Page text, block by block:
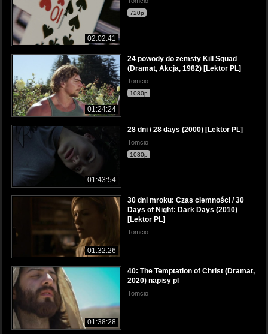
02:02:41
720p
01:24:24
24 powody do zemsty Kill Squad
(Dramat, Akcja, 1982) [Lektor PL]
Tomcio
1080p
01:43:54
28 dni / 28 days (2000) [Lektor PL]
Tomcio
1080p
01:32:26
30 dni mroku: Czas ciemności / 30
Days of Night: Dark Days (2010)
[Lektor PL]
Tomcio
01:38:28
40: The Temptation of Christ (Dramat,
2020) napisy pl
Tomcio